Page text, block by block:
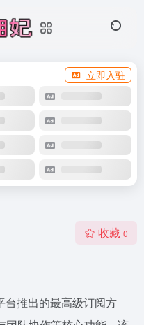
立即入驻
收藏 0
台推出的最高级订阅方